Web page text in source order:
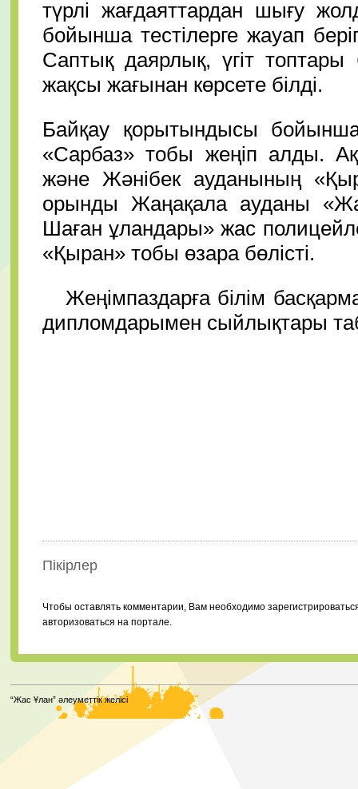
түрлі жағдаяттардан шығу
бойынша тестілерге жауап
Саптық даярлық, үгіт топтары
жақсы жағынан көрсете білді.
Байқау қорытындысы
«Сарбаз» тобы жеңіп алды.
және Жәнібек ауданының
орынды Жаңақала ауданы
Шаған ұландары» жас
«Қыран» тобы өзара бөлісті.
Жеңімпаздарға білім
дипломдарымен сыйлықтары
Пікірлер
Чтобы оставлять комментарии, Вам необходимо
авторизоваться на портале.
“Жас Ұлан” әлеуметтік желісі